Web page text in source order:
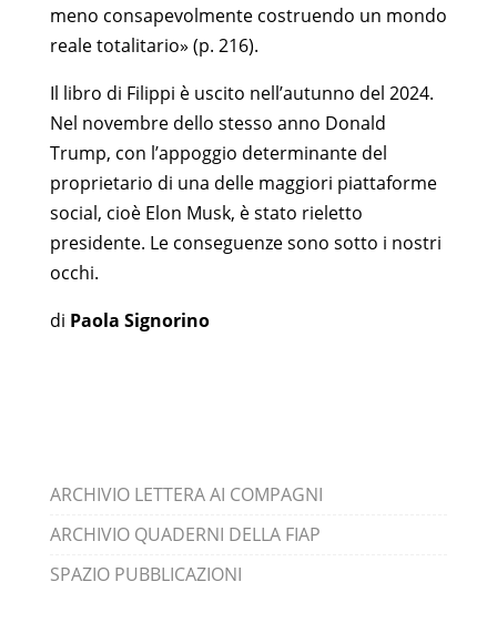
meno consapevolmente costruendo un mondo
reale totalitario» (p. 216).
Il libro di Filippi è uscito nell’autunno del 2024.
Nel novembre dello stesso anno Donald
Trump, con l’appoggio determinante del
proprietario di una delle maggiori piattaforme
social, cioè Elon Musk, è stato rieletto
presidente. Le conseguenze sono sotto i nostri
occhi.
di Paola Signorino
ARCHIVIO LETTERA AI COMPAGNI
ARCHIVIO QUADERNI DELLA FIAP
SPAZIO PUBBLICAZIONI